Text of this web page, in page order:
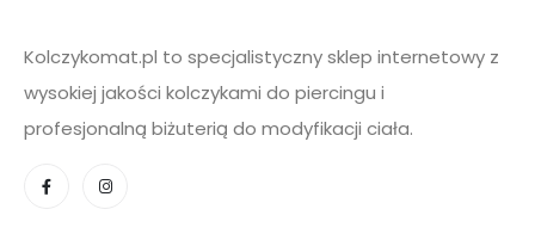
Kolczykomat.pl to specjalistyczny sklep internetowy z
wysokiej jakości kolczykami do piercingu i
profesjonalną biżuterią do modyfikacji ciała.